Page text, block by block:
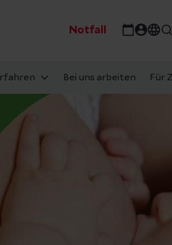
Notfall
Bei uns arbeiten Für